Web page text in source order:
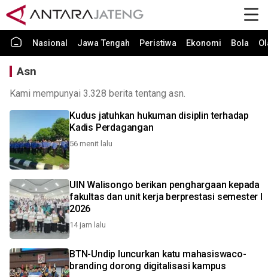
Nasional Jawa Tengah Peristiwa Ekonomi Bola
Asn
Kami mempunyai 3.328 berita tentang asn.
Kudus jatuhkan hukuman disiplin terhadap
Kadis Perdagangan
56 menit lalu
UIN Walisongo berikan penghargaan kepada
fakultas dan unit kerja berprestasi semester I
2026
14 jam lalu
BTN-Undip luncurkan katu mahasiswaco-
branding dorong digitalisasi kampus